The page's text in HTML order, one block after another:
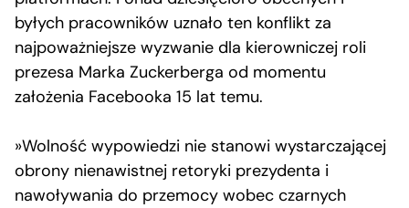
byłych pracowników uznało ten konflikt za
najpoważniejsze wyzwanie dla kierowniczej roli
prezesa Marka Zuckerberga od momentu
założenia Facebooka 15 lat temu.
»Wolność wypowiedzi nie stanowi wystarczającej
obrony nienawistnej retoryki prezydenta i
nawoływania do przemocy wobec czarnych